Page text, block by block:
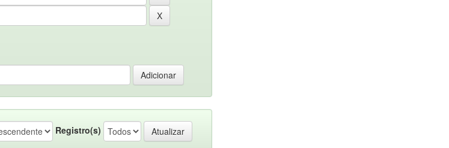
Registro(s)